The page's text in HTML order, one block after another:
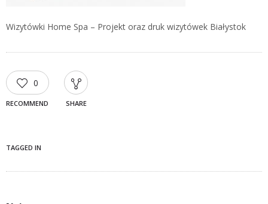
Wizytówki Home Spa – Projekt oraz druk wizytówek Białystok
0
RECOMMEND SHARE
TAGGED IN